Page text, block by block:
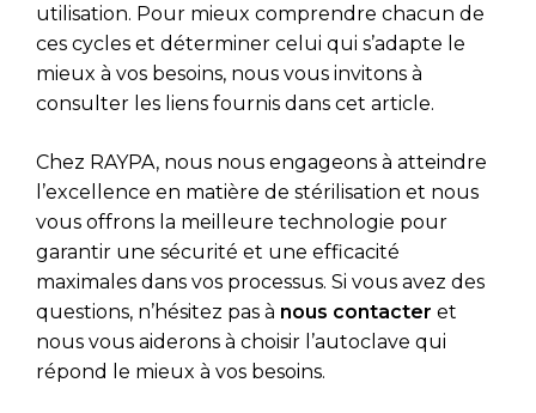
utilisation. Pour mieux comprendre chacun de
ces cycles et déterminer celui qui s’adapte le
mieux à vos besoins, nous vous invitons à
consulter les liens fournis dans cet article.
Chez RAYPA, nous nous engageons à atteindre
l’excellence en matière de stérilisation et nous
vous offrons la meilleure technologie pour
garantir une sécurité et une efficacité
maximales dans vos processus. Si vous avez des
questions, n’hésitez pas à nous contacter et
nous vous aiderons à choisir l’autoclave qui
répond le mieux à vos besoins.